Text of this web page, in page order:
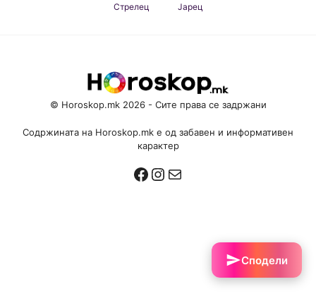
Стрелец Јарец
© Horoskop.mk 2026 - Сите права се задржани
Содржината на Horoskop.mk е од забавен и информативен
карактер
Facebook
Instagram
Mail
Сподели